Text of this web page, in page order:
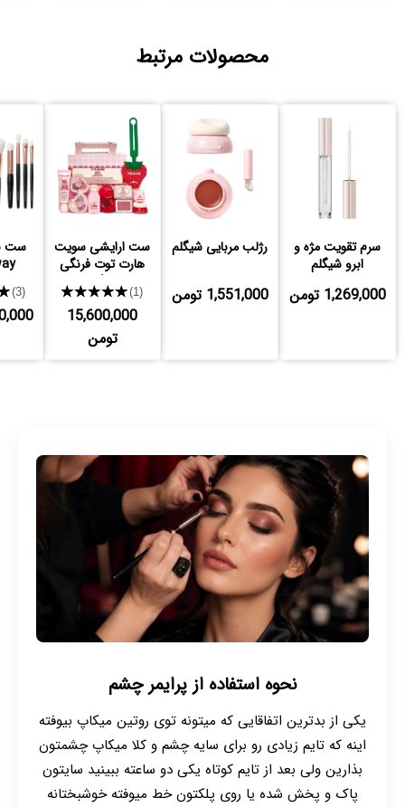
محصولات مرتبط
سرم تقویت مژه و
ابرو شیگلم
1,269,000 تومن
رژلب مربایی شیگلم
1,551,000 تومن
ست ارایشی سویت
هارت توت فرنگی
شیگلم
★★★★★(1)
15,600,000
تومن
ست
(3)
نحوه استفاده از پرایمر چشم
یکی از بدترین اتفاقایی که میتونه توی روتین میکاپ بیوفته
اینه که تایم زیادی رو برای سایه چشم و کلا میکاپ چشمتون
بذارین ولی بعد از تایم کوتاه یکی دو ساعته ببینید سایتون
پاک و پخش شده یا روی پلکتون خط میوفته خوشبختانه